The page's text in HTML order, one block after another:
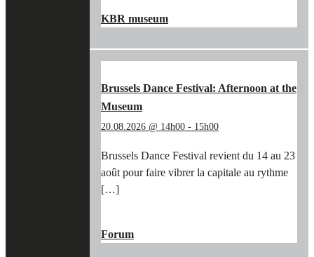
DE
AU
KBR museum
Brussels Dance Festival: Afternoon at the
Museum
20.08.2026 @ 14h00 - 15h00
Brussels Dance Festival revient du 14 au 23
août pour faire vibrer la capitale au rythme
[…]
FESTIVAL:
Forum